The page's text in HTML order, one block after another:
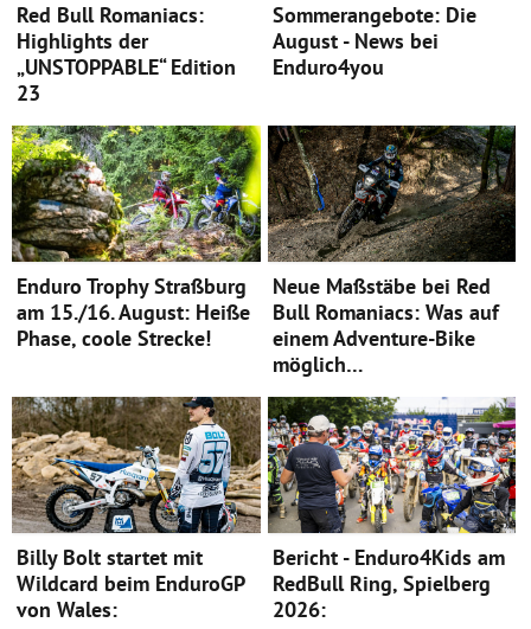
Red Bull Romaniacs:
Highlights der
„UNSTOPPABLE“ Edition
23
Sommerangebote: Die
August - News bei
Enduro4you
Enduro Trophy Straßburg
am 15./16. August: Heiße
Phase, coole Strecke!
Neue Maßstäbe bei Red
Bull Romaniacs: Was auf
einem Adventure-Bike
möglich…
Billy Bolt startet mit
Wildcard beim EnduroGP
von Wales:
Bericht - Enduro4Kids am
RedBull Ring, Spielberg
2026: